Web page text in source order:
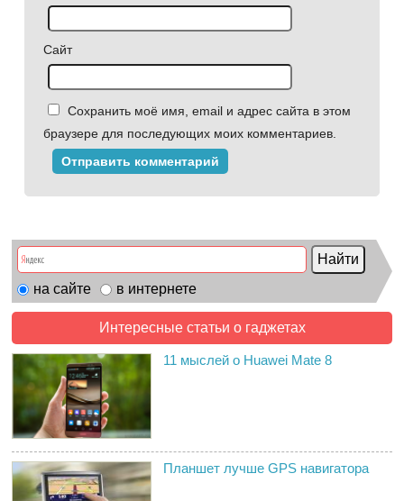
Сайт
Сохранить моё имя, email и адрес сайта в этом
браузере для последующих моих комментариев.
на сайте в интернете
Интересные статьи о гаджетах
11 мыслей о Huawei Mate 8
Планшет лучше GPS навигатора